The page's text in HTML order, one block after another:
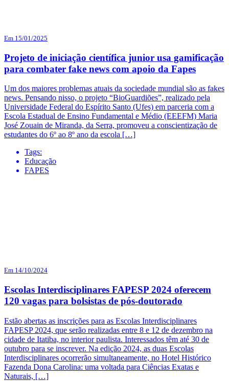
Em 15/01/2025
Projeto de iniciação científica junior usa gamificação
para combater fake news com apoio da Fapes
Um dos maiores problemas atuais da sociedade mundial são as fakes
news. Pensando nisso, o projeto “BioGuardiões”, realizado pela
Universidade Federal do Espírito Santo (Ufes) em parceria com a
Escola Estadual de Ensino Fundamental e Médio (EEEFM) Maria
José Zouain de Miranda, da Serra, promoveu a conscientização de
estudantes do 6º ao 8º ano da escola […]
Tags:
Educação
FAPES
Em 14/10/2024
Escolas Interdisciplinares FAPESP 2024 oferecem
120 vagas para bolsistas de pós-doutorado
Estão abertas as inscrições para as Escolas Interdisciplinares
FAPESP 2024, que serão realizadas entre 8 e 12 de dezembro na
cidade de Itatiba, no interior paulista. Interessados têm até 30 de
outubro para se inscrever. Na edição 2024, as duas Escolas
Interdisciplinares ocorrerão simultaneamente, no Hotel Histórico
Fazenda Dona Carolina: uma voltada para Ciências Exatas e
Naturais, […]